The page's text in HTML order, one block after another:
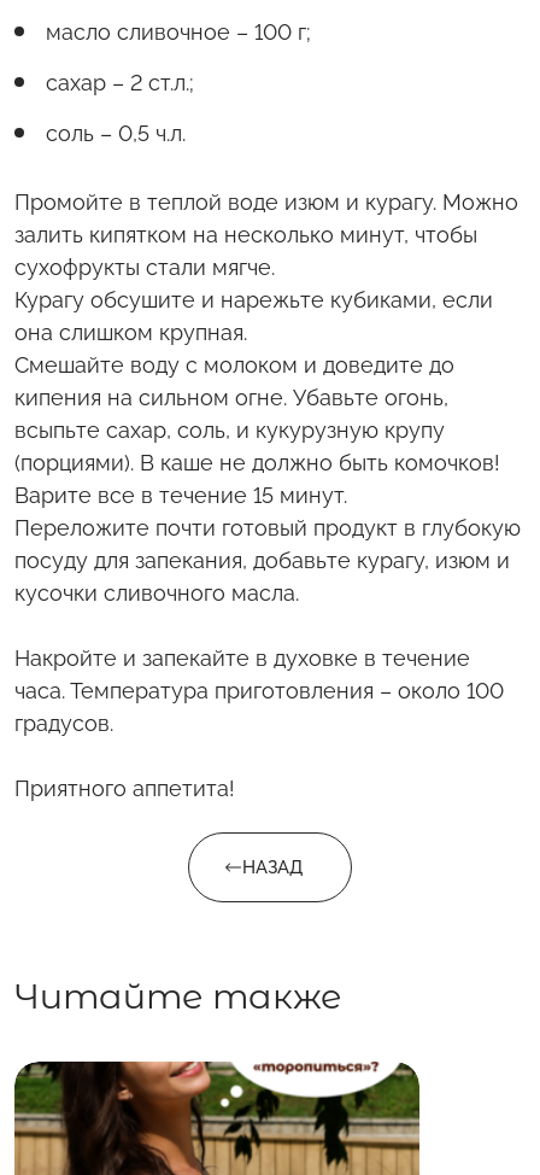
масло сливочное – 100 г;
сахар – 2 ст.л.;
соль – 0,5 ч.л.
Промойте в теплой воде изюм и курагу. Можно
залить кипятком на несколько минут, чтобы
сухофрукты стали мягче.
Курагу обсушите и нарежьте кубиками, если
она слишком крупная.
Смешайте воду с молоком и доведите до
кипения на сильном огне. Убавьте огонь,
всыпьте сахар, соль, и кукурузную крупу
(порциями). В каше не должно быть комочков!
Варите все в течение 15 минут.
Переложите почти готовый продукт в глубокую
посуду для запекания, добавьте курагу, изюм и
кусочки сливочного масла.
Накройте и запекайте в духовке в течение
часа. Температура приготовления – около 100
градусов.
Приятного аппетита!
НАЗАД
Читайте также